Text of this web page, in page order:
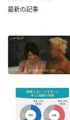
最新の記事